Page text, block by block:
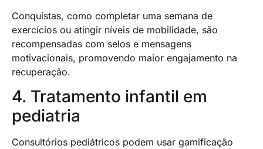
Conquistas, como completar uma semana de
exercícios ou atingir níveis de mobilidade, são
recompensadas com selos e mensagens
motivacionais, promovendo maior engajamento na
recuperação.
4. Tratamento infantil em
pediatria
Consultórios pediátricos podem usar gamificação